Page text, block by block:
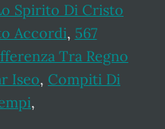
Spirito Di Cristo
Accordi, 567
Tra Regno
Iseo, Compiti Di
,